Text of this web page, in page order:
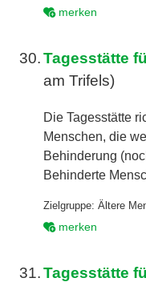
merken
30. Tagesstätte
am Trifels)
Die Tagesstätte
Menschen, die
Behinderung
Behinderte
Zielgruppe:Ältere
merken
31. Tagesstätte